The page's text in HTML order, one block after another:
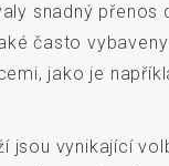
snadný přenos
často
jako je
jsou vynikající